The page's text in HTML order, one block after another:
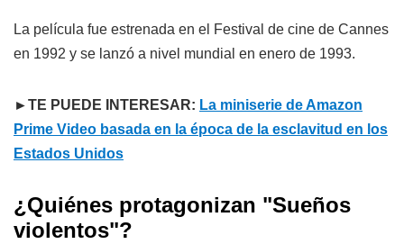
La película fue estrenada en el Festival de cine de Cannes
en 1992 y se lanzó a nivel mundial en enero de 1993.
►TE PUEDE INTERESAR: La miniserie de Amazon
Prime Video basada en la época de la esclavitud en los
Estados Unidos
¿Quiénes protagonizan "Sueños
violentos"?